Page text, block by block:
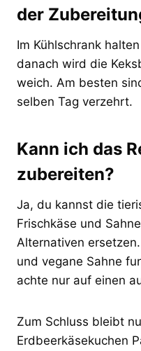
der
Im Kühlschrank
danach wird die
weich. Am besten
selben Tag verzehrt.
Kann ich das
zubereiten?
Ja, du kannst die
Frischkäse und
Alternativen
und vegane Sahne
achte nur auf einen
Zum Schluss bleibt
Erdbeerkäsekuchen